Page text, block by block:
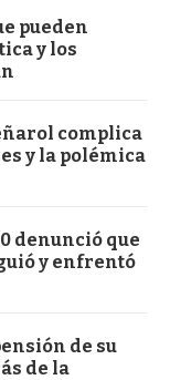
pueden
y los
complica
y la polémica
denunció que
y enfrentó
de su
de la